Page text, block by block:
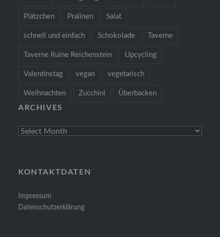
Plätzchen Pralinen Salat
schnell und einfach Schokolade Taverne
Taverne Ruine Reichenstein Upcycling
Valentinstag vegan vegetarisch
Weihnachten Zucchini Überbacken
ARCHIVES
Archives
KONTAKTDATEN
Impressum
Datenschutzerklärung